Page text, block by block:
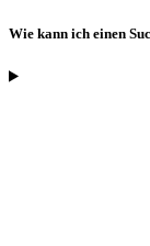
Wie kann ich einen